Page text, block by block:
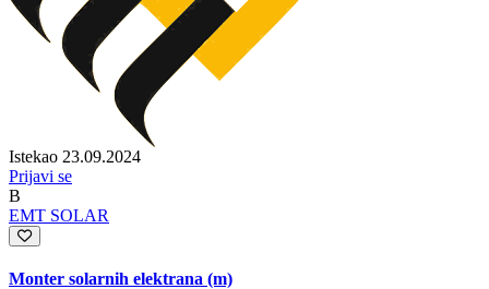
Istekao 23.09.2024
Prijavi se
B
EMT SOLAR
Monter solarnih elektrana (m)